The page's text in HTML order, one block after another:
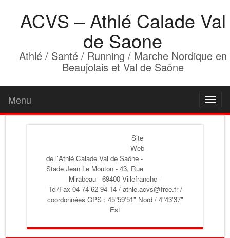
ACVS – Athlé Calade Val
de Saone
Athlé / Santé / Running / Marche Nordique en
Beaujolais et Val de Saône
Menu
Site
Web
de l'Athlé Calade Val de Saône -
Stade Jean Le Mouton - 43, Rue
Mirabeau - 69400 Villefranche -
Tel/Fax 04-74-62-94-14 / athle.acvs@free.fr /
coordonnées GPS : 45°59'51" Nord / 4°43'37"
Est